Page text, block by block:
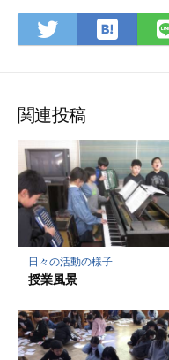
Twitter
で
ア
は
て
ク
マ
ー
ク
に
保
関連投稿
日々の活動の様子
授業風景